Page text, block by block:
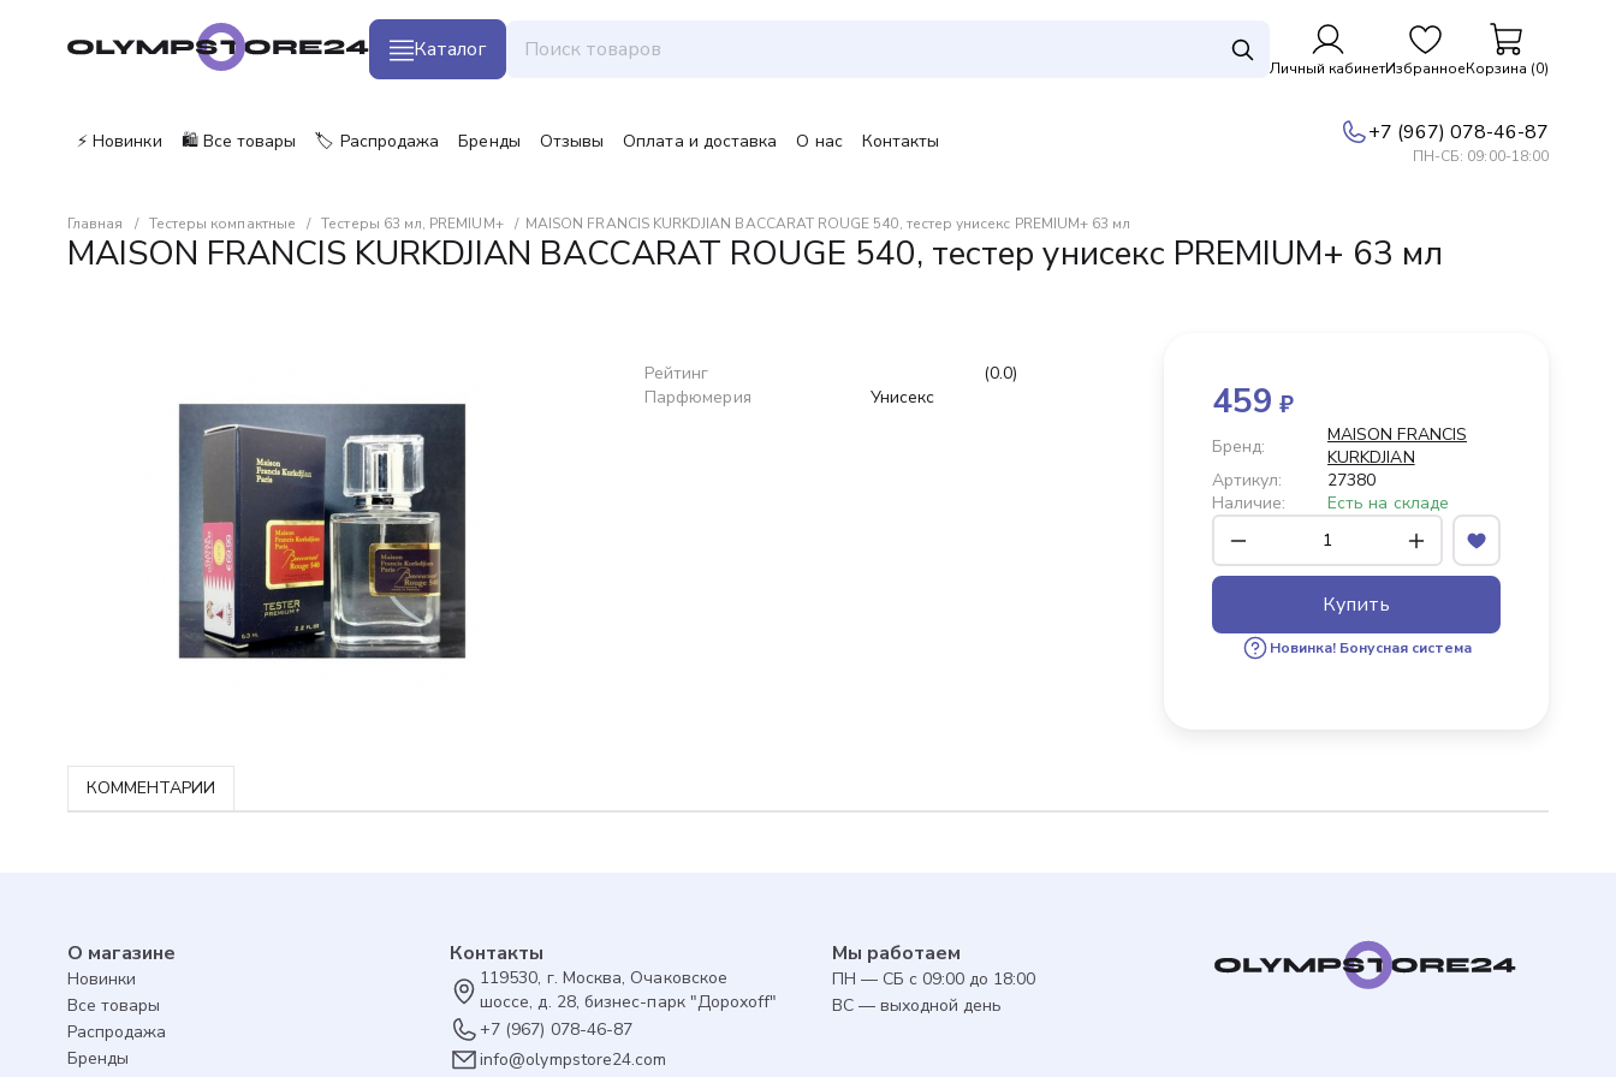
Каталог
Личный кабинетИзбранноеКорзина (0)
⚡ Новинки 🛍️ Все товары 🏷️ Распродажа Бренды Отзывы Оплата и доставка О нас Контакты +7 (967) 078-46-87
ПН-СБ: 09:00-18:00
Главная Тестеры компактные Тестеры 63 мл, PREMIUM+ MAISON FRANCIS KURKDJIAN BACCARAT ROUGE 540, тестер унисекс PREMIUM+ 63 мл
MAISON FRANCIS KURKDJIAN BACCARAT ROUGE 540, тестер унисекс PREMIUM+ 63 мл
Рейтинг
(0.0)
Парфюмерия
Унисекс 459 ₽
Бренд:
MAISON FRANCIS
KURKDJIAN
Артикул:
27380
Наличие:
Есть на складе
Купить
Для авторизованных пользователей
предоставляется 1 бонус за 100 руб. от
Новинка! Бонусная система
КОММЕНТАРИИ
О магазине
Новинки
Все товары
Распродажа
Бренды
Контакты
119530, г. Москва, Очаковское
шоссе, д. 28, бизнес-парк "Дорохоff"
+7 (967) 078-46-87
info@olympstore24.com
Мы работаем
ПН — СБ с 09:00 до 18:00
ВС — выходной день